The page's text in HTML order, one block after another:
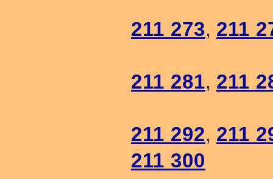
211 273, 211
211 281, 211
211 292, 211
211 300